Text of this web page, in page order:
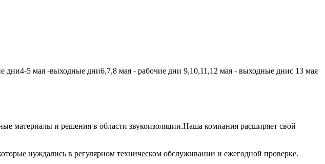
5 мая -выходные дни6,7,8 мая - рабочие дни 9,10,11,12 мая - выходные днис 13 мая
материалы и решения в области звукоизоляции.Наша компания расширяет свой
нуждались в регулярном техническом обслуживании и ежегодной проверке.